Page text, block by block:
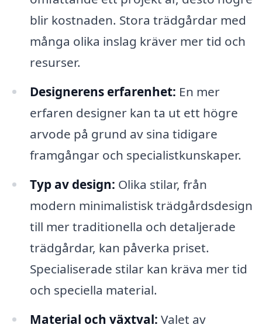
blir kostnaden. Stora trädgårdar med
många olika inslag kräver mer tid och
resurser.
Designerens erfarenhet: En mer
erfaren designer kan ta ut ett högre
arvode på grund av sina tidigare
framgångar och specialistkunskaper.
Typ av design: Olika stilar, från
modern minimalistisk trädgårdsdesign
till mer traditionella och detaljerade
trädgårdar, kan påverka priset.
Specialiserade stilar kan kräva mer tid
och speciella material.
Material och växtval: Valet av